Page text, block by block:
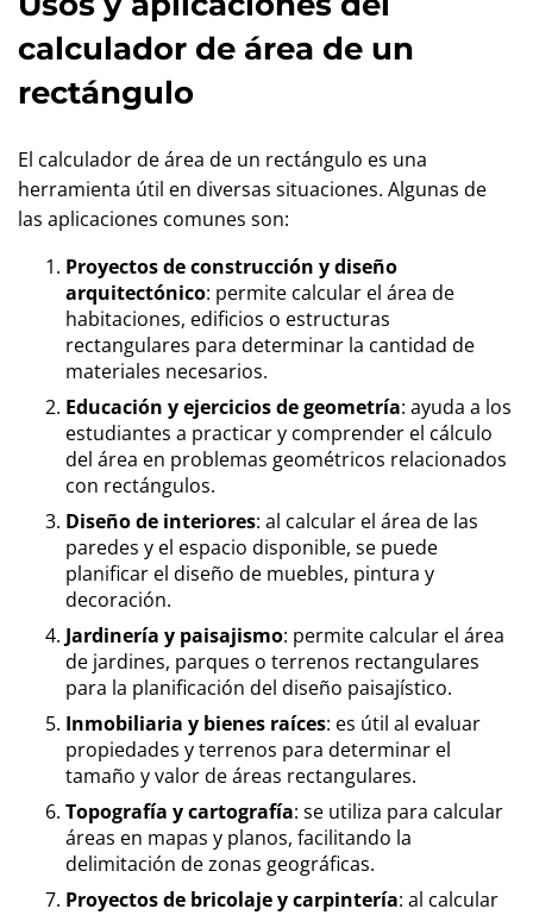
calculador de área de un
rectángulo
El calculador de área de un rectángulo es una
herramienta útil en diversas situaciones. Algunas de
las aplicaciones comunes son:
Proyectos de construcción y diseño
arquitectónico: permite calcular el área de
habitaciones, edificios o estructuras
rectangulares para determinar la cantidad de
materiales necesarios.
Educación y ejercicios de geometría: ayuda a los
estudiantes a practicar y comprender el cálculo
del área en problemas geométricos relacionados
con rectángulos.
Diseño de interiores: al calcular el área de las
paredes y el espacio disponible, se puede
planificar el diseño de muebles, pintura y
decoración.
Jardinería y paisajismo: permite calcular el área
de jardines, parques o terrenos rectangulares
para la planificación del diseño paisajístico.
Inmobiliaria y bienes raíces: es útil al evaluar
propiedades y terrenos para determinar el
tamaño y valor de áreas rectangulares.
Topografía y cartografía: se utiliza para calcular
áreas en mapas y planos, facilitando la
delimitación de zonas geográficas.
Proyectos de bricolaje y carpintería: al calcular